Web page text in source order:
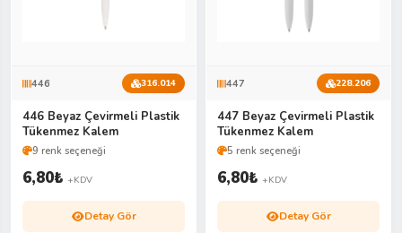
446 316.014
446 Beyaz Çevirmeli Plastik
Tükenmez Kalem
9 renk seçeneği
6,80₺ +KDV
Detay Gör
447 228.206
447 Beyaz Çevirmeli Plastik
Tükenmez Kalem
5 renk seçeneği
6,80₺ +KDV
Detay Gör